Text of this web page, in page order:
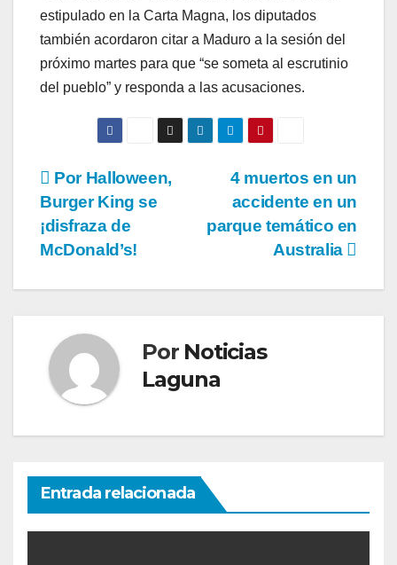
estipulado en la Carta Magna, los diputados
también acordaron citar a Maduro a la sesión del
próximo martes para que “se someta al escrutinio
del pueblo” y responda a las acusaciones.
Navegación
de
entradas
4 muertos en un
accidente en un
parque temático en
Australia
Por Halloween,
Burger King se
¡disfraza de
McDonald’s!
Por Noticias
Laguna
Entrada relacionada